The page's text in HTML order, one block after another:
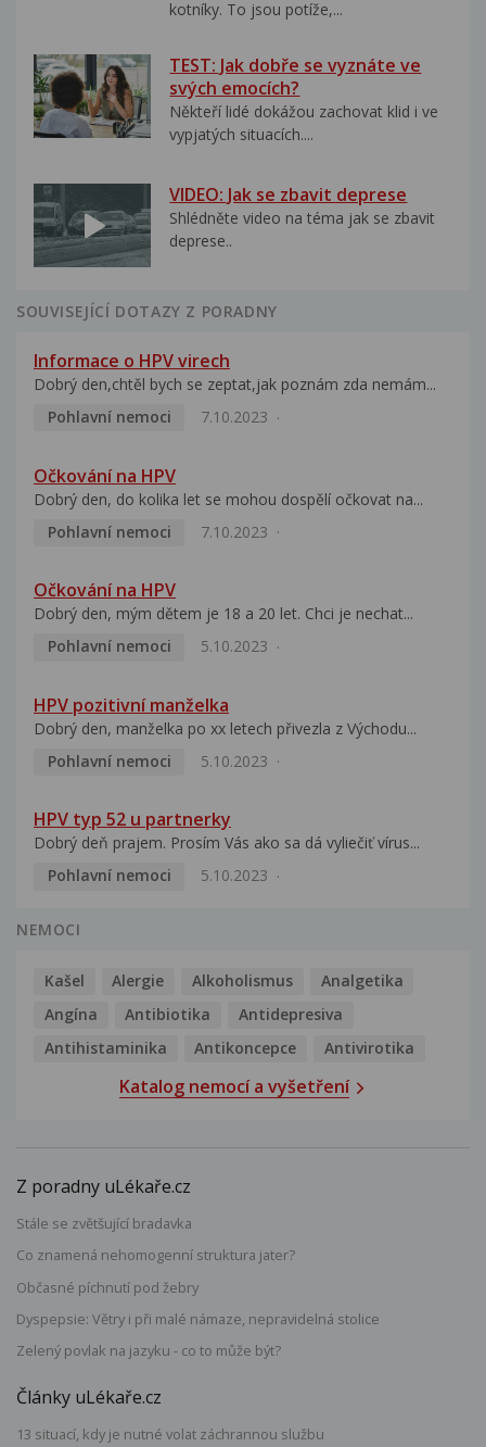
kotníky. To jsou potíže,...
TEST: Jak dobře se vyznáte ve
svých emocích?
Někteří lidé dokážou zachovat klid i ve
vypjatých situacích....
VIDEO: Jak se zbavit deprese
Shlédněte video na téma jak se zbavit
deprese..
SOUVISEJÍCÍ DOTAZY Z PORADNY
Informace o HPV virech
Dobrý den,chtěl bych se zeptat,jak poznám zda nemám...
Pohlavní nemoci
7.10.2023
Očkování na HPV
Dobrý den, do kolika let se mohou dospělí očkovat na...
Pohlavní nemoci
7.10.2023
Očkování na HPV
Dobrý den, mým dětem je 18 a 20 let. Chci je nechat...
Pohlavní nemoci
5.10.2023
HPV pozitivní manželka
Dobrý den, manželka po xx letech přivezla z Východu...
Pohlavní nemoci
5.10.2023
HPV typ 52 u partnerky
Dobrý deň prajem. Prosím Vás ako sa dá vyliečiť vírus...
Pohlavní nemoci
5.10.2023
NEMOCI
Kašel Alergie Alkoholismus
Analgetika
Angína
Antibiotika
Antidepresiva
Antihistaminika
Antikoncepce Antivirotika
Katalog nemocí a vyšetření
Z poradny uLékaře.cz
Stále se zvětšující bradavka
Co znamená nehomogenní struktura jater?
Občasné píchnutí pod žebry
Dyspepsie: Větry i při malé námaze, nepravidelná stolice
Zelený povlak na jazyku - co to může být?
Články uLékaře.cz
13 situací, kdy je nutné volat záchrannou službu